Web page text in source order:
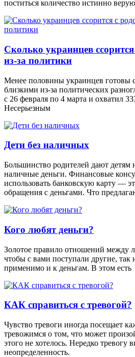
поститься количество истинно
Сколько украинцев
из-за политики
Менее половины украинцев готовы
близкими из-за политических
с 26 февраля по 4 марта и охватил
Несерьезным
Дети без наличных
Большинство родителей дают детям
наличные деньги. Финансовые
использовать банковскую карту —
обращения с деньгами. Что
Кого любят деньги?
Золотое правило отношений между
чтобы с вами поступали другие,
применимо и к деньгам. В этом есть
КАК справиться с тревогой?
Чувство тревоги иногда посещает
тревожимся о том, что может
этого не хотелось. Нередко тревогу
неопределенность.